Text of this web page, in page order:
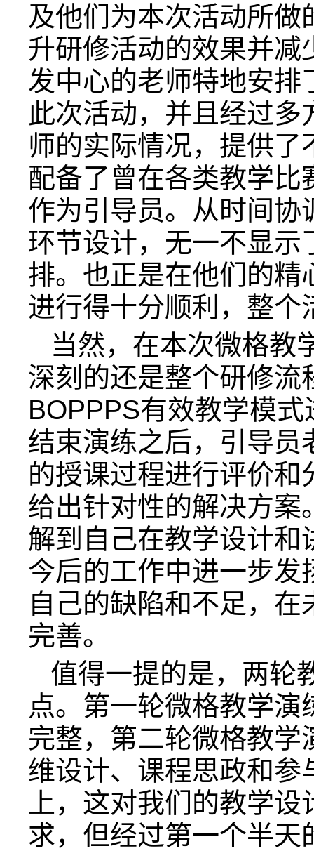
及他们为本次活动所
升研修活动的效果并
发中心的老师特地安排
此次活动，并且经过
师的实际情况，提供
配备了曾在各类教学
作为引导员。从时间协
环节设计，无一不显示
排。也正是在他们的精
进行得十分顺利，整
当然，在本次微格教
深刻的还是整个研修流
BOPPPS有效教学模
结束演练之后，引导员
的授课过程进行评价
给出针对性的解决方案
解到自己在教学设计和
今后的工作中进一步发
自己的缺陷和不足，
完善。
值得一提的是，两轮
点。第一轮微格教学
完整，第二轮微格教
维设计、课程思政和参
上，这对我们的教学
求，但经过第一个半天